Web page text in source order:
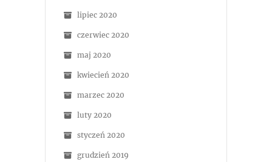
lipiec 2020
czerwiec 2020
maj 2020
kwiecień 2020
marzec 2020
luty 2020
styczeń 2020
grudzień 2019